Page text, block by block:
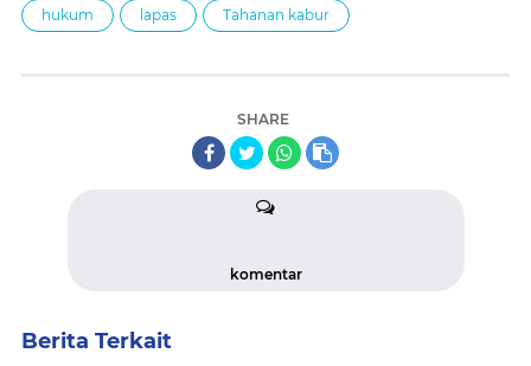
hukum lapas Tahanan kabur
SHARE
komentar
Berita Terkait